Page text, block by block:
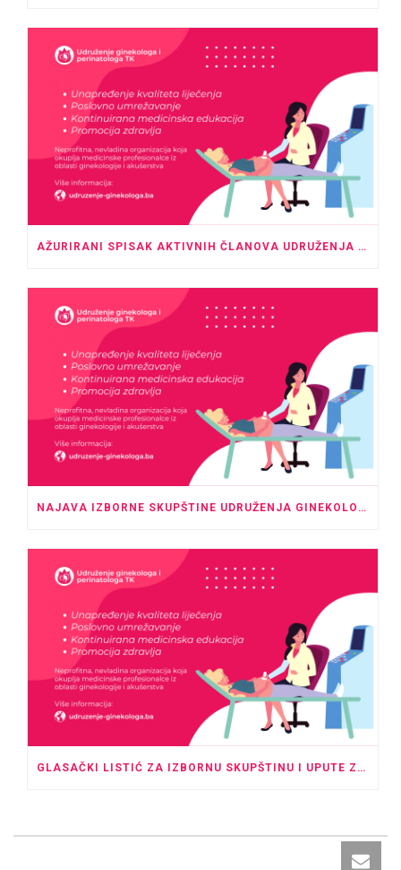
AŽURIRANI SPISAK AKTIVNIH ČLANOVA UDRUŽENJA GINEKOLOGA I PERINATOLOGA TK – MAJ 2026.
NAJAVA IZBORNE SKUPŠTINE UDRUŽENJA GINEKOLOGA I PERINATOLOGA TK
GLASAČKI LISTIĆ ZA IZBORNU SKUPŠTINU I UPUTE ZA GLASANJE U ODSUSTVU